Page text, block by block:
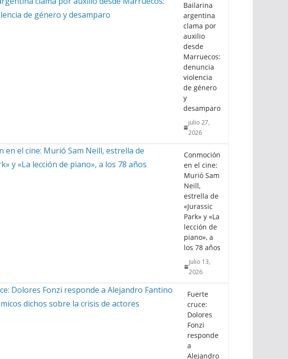
Bailarina
argentina
clama por
auxilio
desde
Marruecos:
denuncia
violencia
de género
y
desamparo
julio 27,
2026
Conmoción
en el cine:
Murió Sam
Neill,
estrella de
«Jurassic
Park» y «La
lección de
piano», a
los 78 años
julio 13,
2026
Fuerte
cruce:
Dolores
Fonzi
responde
a
Alejandro